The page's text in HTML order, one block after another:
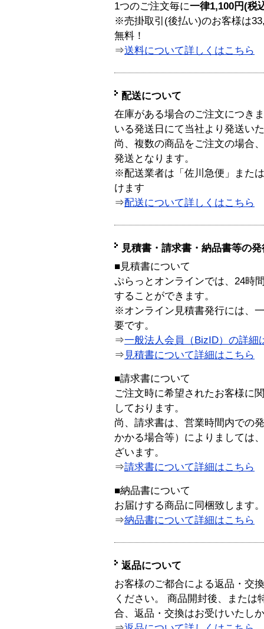
1つのご注文毎に一律1,100円(税
※売掛取引(後払い)のお客様は
無料！
⇒送料について詳しくはこちら
配送について
在庫がある場合のご注文につき
いる発送日にて当社より発送い
尚、複数の商品をご注文の場合
発送となります。
※配送業者は「佐川急便」また
けます
⇒配送について詳しくはこちら
見積書・請求書・納品書等の
■見積書について
ぷらっとオンラインでは、24時
することができます。
※オンライン見積書発行には、
要です。
⇒一般法人会員（BizID）の詳細
⇒ 見積書について詳細はこちら
■請求書について
ご注文時に希望されたお客様に
しております。
尚、請求書は、営業時間内での
かかる場合等）によりましては
ざいます。
⇒請求書について詳細はこちら
■納品書について
お届けする商品に同梱致します。
⇒納品書について詳細はこちら
返品について
お客様のご都合による返品・交
ください。 商品開封後、または
合、返品・交換はお受けいたし